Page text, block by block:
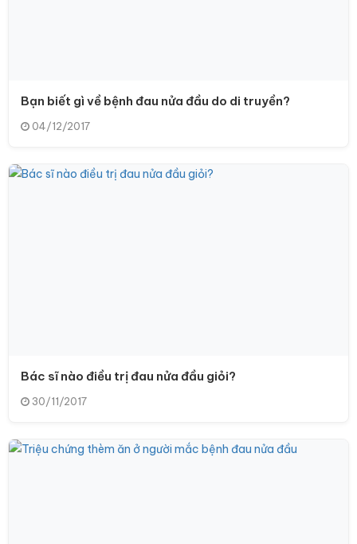
Bạn biết gì về bệnh đau nửa đầu do di truyền?
04/12/2017
Bác sĩ nào điều trị đau nửa đầu giỏi?
30/11/2017